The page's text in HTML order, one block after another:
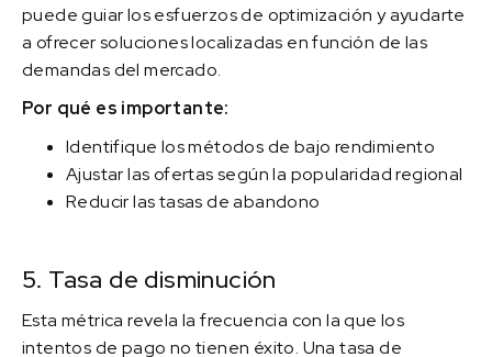
puede guiar los esfuerzos de optimización y ayudarte
a ofrecer soluciones localizadas en función de las
demandas del mercado.
Por qué es importante:
Identifique los métodos de bajo rendimiento
Ajustar las ofertas según la popularidad regional
Reducir las tasas de abandono
5. Tasa de disminución
Esta métrica revela la frecuencia con la que los
intentos de pago no tienen éxito. Una tasa de